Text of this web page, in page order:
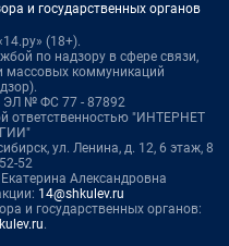
и государственных органов
(18+).
по надзору в сфере связи,
массовых коммуникаций
ЭЛ № ФС 77 - 87892
ответственностью "ИНТЕРНЕТ
ул. Ленина, д. 12, 6 этаж, 8
52
Александровна
14@shkulev.ru
и государственных органов:
.